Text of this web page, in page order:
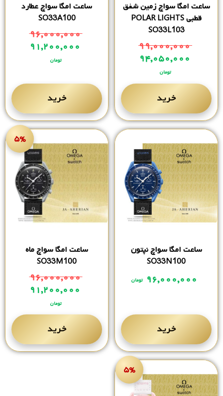
ساعت امگا سواچ زمین شفق
قطبی POLAR LIGHTS
SO33L103
۹۹,۰۰۰,۰۰۰
۹۴,۰۵۰,۰۰۰
تومان
خرید
ساعت امگا سواچ عطارد
SO33A100
۹۶,۰۰۰,۰۰۰
۹۱,۲۰۰,۰۰۰
تومان
خرید
ساعت امگا سواچ نپتون
SO33N100
۹۶,۰۰۰,۰۰۰ تومان
خرید
۵%
ساعت امگا سواچ ماه
SO33M100
۹۶,۰۰۰,۰۰۰
۹۱,۲۰۰,۰۰۰
تومان
خرید
۵%